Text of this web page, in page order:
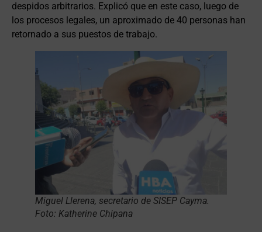
despidos arbitrarios. Explicó que en este caso, luego de
los procesos legales, un aproximado de 40 personas han
retornado a sus puestos de trabajo.
Miguel Llerena, secretario de SISEP Cayma.
Foto: Katherine Chipana